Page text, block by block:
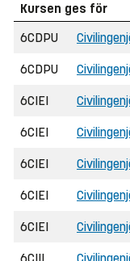
Kursen ges för
6CDPU
6CDPU
6CIEI
6CIEI
6CIEI
6CIEI
6CIEI